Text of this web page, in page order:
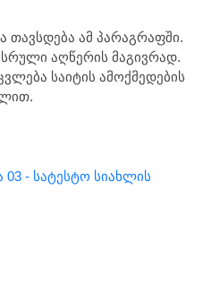
თავსდება ამ პარაგრაფში.
აღწერის მაგივრად.
საიტის ამოქმედების